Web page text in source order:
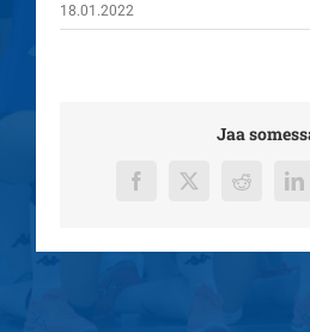
18.01.2022
Jaa
Facebook
X Reddit